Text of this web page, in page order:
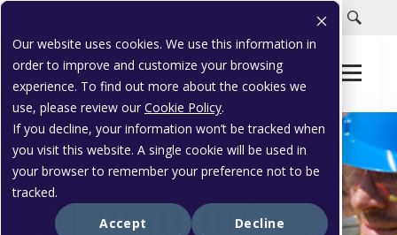
Our website uses cookies. We use this information in
order to improve and customize your browsing
experience. To find out more about the cookies we
use, please review our Cookie Policy.
If you decline, your information won’t be tracked when
you visit this website. A single cookie will be used in
your browser to remember your preference not to be
tracked.
Accept
Decline
Soutien à la clientèle
ÉTUDE DE CAS
Supertouch